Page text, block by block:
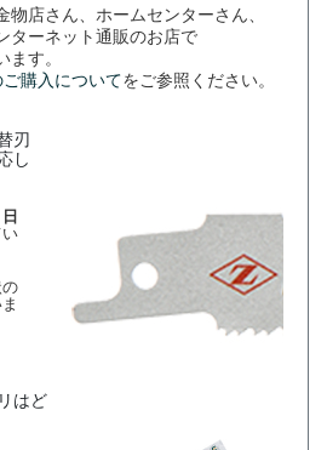
店さん、ホームセンターさん、
ターネット通販のお店で
ます。
購入についてをご参照ください。
刃
し
日
はど